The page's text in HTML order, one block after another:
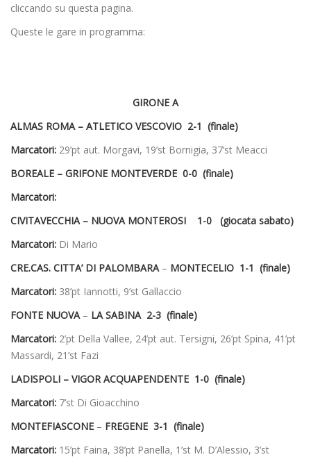
cliccando su questa pagina.
Queste le gare in programma:
GIRONE A
ALMAS ROMA – ATLETICO VESCOVIO 2-1 (finale)
Marcatori: 29’pt aut. Morgavi, 19’st Bornigia, 37’st Meacci
BOREALE – GRIFONE MONTEVERDE 0-0 (finale)
Marcatori:
CIVITAVECCHIA – NUOVA MONTEROSI 1-0 (giocata sabato)
Marcatori: Di Mario
CRE.CAS. CITTA’ DI PALOMBARA – MONTECELIO 1-1 (finale)
Marcatori: 38’pt Iannotti, 9’st Gallaccio
FONTE NUOVA – LA SABINA 2-3 (finale)
Marcatori: 2’pt Della Vallee, 24’pt aut. Tersigni, 26’pt Spina, 41’pt
Massardi, 21’st Fazi
LADISPOLI – VIGOR ACQUAPENDENTE 1-0 (finale)
Marcatori: 7’st Di Gioacchino
MONTEFIASCONE – FREGENE 3-1 (finale)
Marcatori: 15’pt Faina, 38’pt Panella, 1’st M. D’Alessio, 3’st